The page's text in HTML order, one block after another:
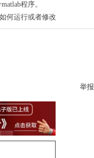
程序。
何运行或者修改
举报